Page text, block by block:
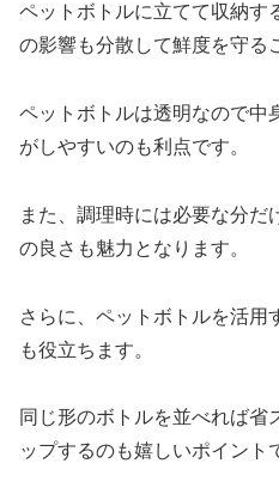
ペットボトルに立てて収納す
の影響も分散して鮮度を守る
ペットボトルは透明なので中
がしやすいのも利点です。
また、調理時には必要な分
の良さも魅力となります。
さらに、ペットボトルを活用
も役立ちます。
同じ形のボトルを並べれば
ップするのも嬉しいポイント